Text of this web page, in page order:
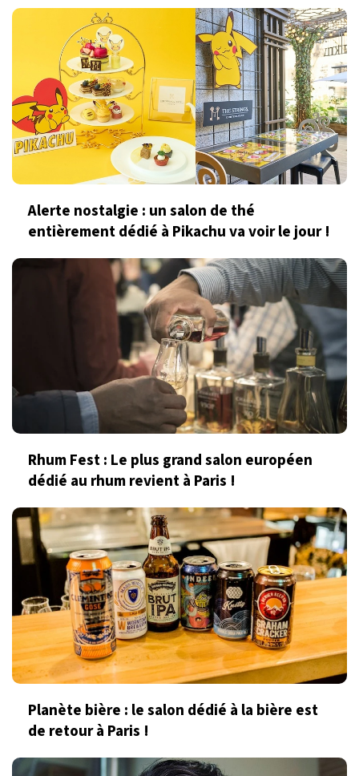
Alerte nostalgie : un salon de thé
entièrement dédié à Pikachu va voir le jour !
Rhum Fest : Le plus grand salon européen
dédié au rhum revient à Paris !
Planète bière : le salon dédié à la bière est
de retour à Paris !